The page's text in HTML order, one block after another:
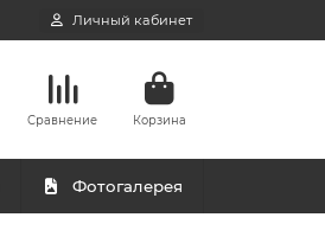
Личный кабинет
Сравнение Корзина
Фотогалерея